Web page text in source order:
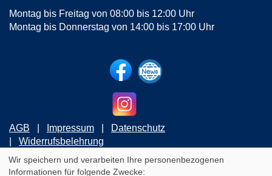
Montag bis Freitag von 08:00 bis 12:00 Uhr
Montag bis Donnerstag von 14:00 bis 17:00 Uhr
AGB Impressum
Datenschutz
Widerrufsbelehrung
Cookie Einstellungen
Wir speichern und verarbeiten Ihre personenbezogenen
Informationen für folgende Zwecke: